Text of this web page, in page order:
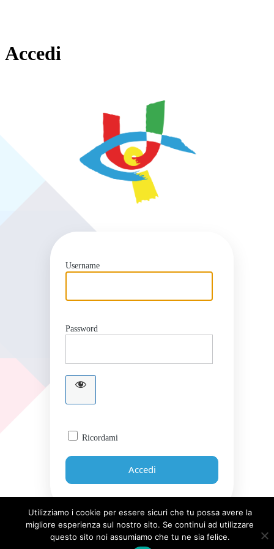
Accedi
Username
Password
Ricordami
Password dimenticata?
Utilizziamo i cookie per essere sicuri che tu possa avere la
migliore esperienza sul nostro sito. Se continui ad utilizzare
questo sito noi assumiamo che tu ne sia felice.